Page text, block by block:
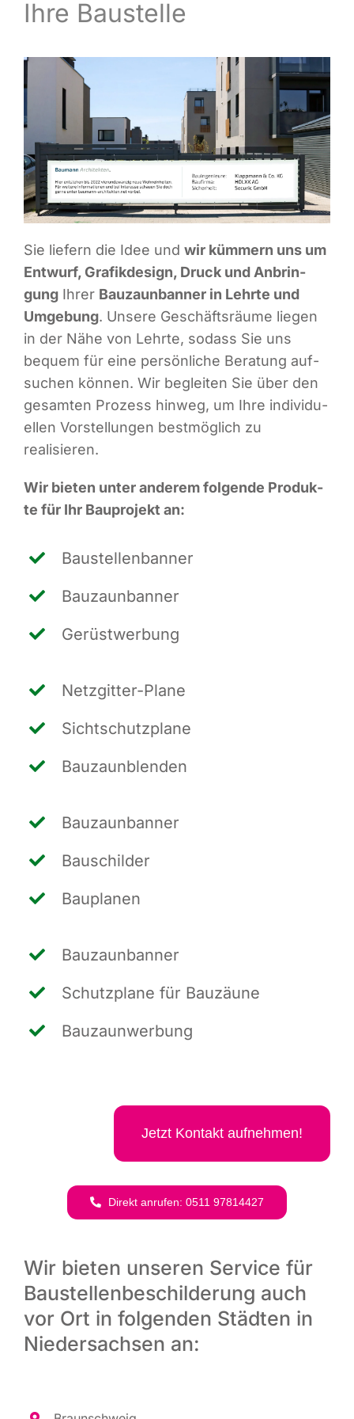
Infor­ma­ti­ves
Ihre Baustelle
Sie lie­fern die Idee und wir küm­mern uns um
Ent­wurf, Gra­fik­de­sign, Druck und Anbrin­
gungIhrer Bau­zaun­ban­ner in Lehr­te und
Umge­bung. Unse­re Geschäfts­räu­me lie­gen
in der Nähe von Lehr­te, sodass Sie uns
bequem für eine per­sön­li­che Bera­tung auf­
su­chen kön­nen. Wir beglei­ten Sie über den
gesam­ten Pro­zess hin­weg, um Ihre indi­vi­du­
el­len Vor­stel­lun­gen best­mög­lich zu
realisieren.
Wir bie­ten unter ande­rem fol­gen­de Pro­duk­
te für Ihr Bau­pro­jekt an:
Bau­stel­len­ban­ner
Bau­zaun­ban­ner
Gerüst­wer­bung
Netz­git­ter-Pla­ne
Sicht­schutz­pla­ne
Bau­zaun­blen­den
Bau­zaun­ban­ner
Bau­schil­der
Bau­pla­nen
Bau­zaun­ban­ner
Schutz­pla­ne für Bauzäune
Bau­zaun­wer­bung
Jetzt Kon­takt aufnehmen!
Direkt anru­fen: 0511 97814427
Wir bieten unseren Service für
Baustellenbeschilderung auch
vor Ort in folgenden Städten in
Niedersachsen an: